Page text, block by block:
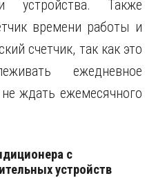
устройства. Также
времени работы и
счетчик, так как это
ежедневное
ждать ежемесячного
с
устройств